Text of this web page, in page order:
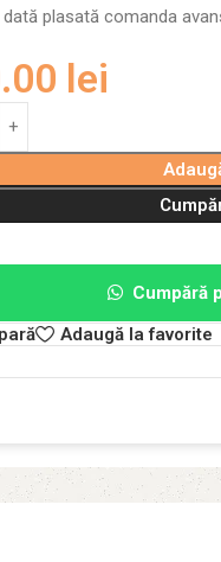
dată plasată comanda
lei
Cumpără
Adaugă la favorite